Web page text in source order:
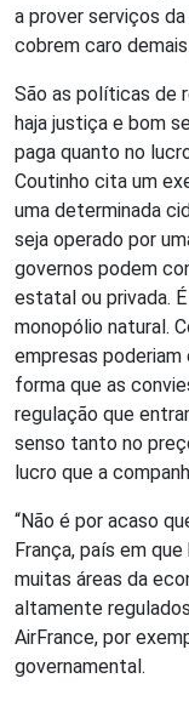
a prover serviços
cobrem caro demais
São as políticas de
haja justiça e bom
paga quanto no
Coutinho cita um
uma determinada
seja operado por
governos podem
estatal ou privada.
monopólio natural.
empresas
forma que as
regulação que
senso tanto no
lucro que a
“Não é por acaso
França, país em
muitas áreas da
altamente
AirFrance, por
governamental.